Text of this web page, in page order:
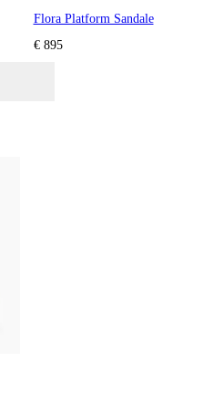
Flora Platform Sandale
€ 895